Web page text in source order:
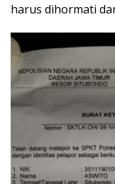
harus dihormati